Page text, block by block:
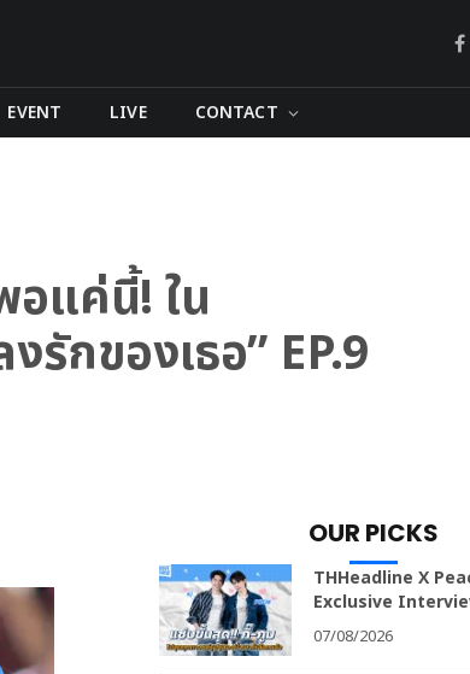
EVENT LIVE CONTACT
อแค่นี้! ใน
กของเธอ” EP.9
OUR PICKS
THHeadline X
Exclusive
07/08/2026